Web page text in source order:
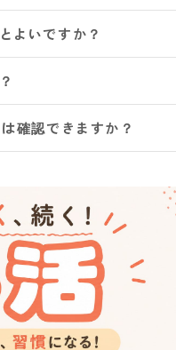
よいですか？
確認できますか？